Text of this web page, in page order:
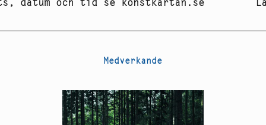
Medverkande